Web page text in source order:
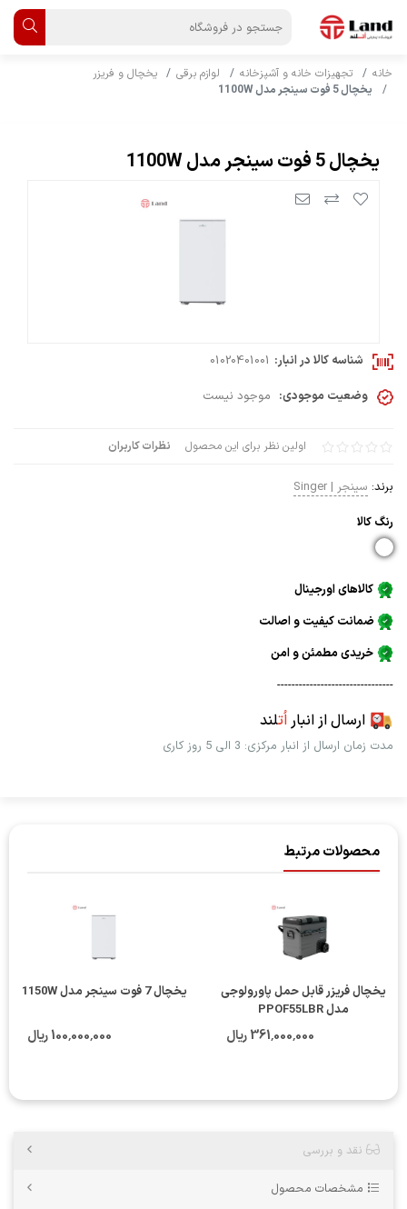
خانه تجهیزات خانه و آشپزخانه لوازم برقی
یخچال و فریزر
یخچال 5 فوت سینجر مدل 1100W
یخچال 5 فوت سینجر مدل 1100W
اولین نظر برای این محصول نظرات کاربران
برند: سینجر | Singer
رنگ كالا
کالاهای اورجینال
ضمانت کیفیت و اصالت
خریدی مطمئن و امن
--------------------------------
ارسال از انباراُتلند
مدت زمان ارسال از انبار مرکزی: 3 الی 5 روز کاری
شناسه کالا در انبار: 01020401001
وضعیت موجودی: موجود نیست
محصولات مرتبط
یخچال فریزر قابل حمل پاورولوجی
مدل PPOF55LBR
361٬000٬000 ریال
یخچال 7 فوت سینجر مدل 1150W
100٬000٬000 ریال
نقد و بررسی
مشخصات محصول